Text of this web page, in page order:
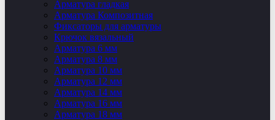
Арматура гладкая
Арматура Композитная
Фиксаторы для арматуры
Крючок вязальный
Арматура 6 мм
Арматура 8 мм
Арматура 10 мм
Арматура 12 мм
Арматура 14 мм
Арматура 16 мм
Арматура 18 мм